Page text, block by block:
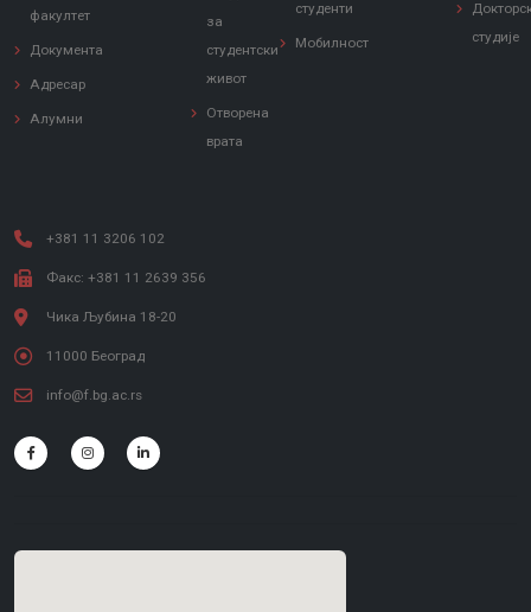
факултет
Документа
Адресар
Алумни
за
студентски
живот
Отворена
врата
студенти
Мобилност
студије
+381 11 3206 102
Факс: +381 11 2639 356
Чика Љубина 18-20
11000 Београд
info@f.bg.ac.rs